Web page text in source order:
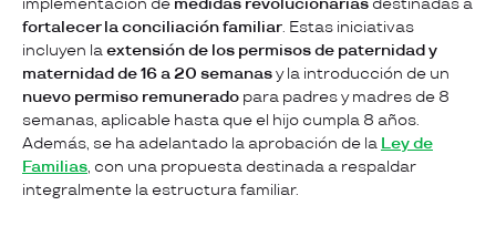
implementación de medidas revolucionarias destinadas a
fortalecer la conciliación familiar. Estas iniciativas
incluyen laextensión de los permisos de paternidad y
maternidad de 16 a 20 semanasy la introducción de un
nuevo permiso remunerado para padres y madres de 8
semanas, aplicable hasta que el hijo cumpla 8 años.
Además, se ha adelantado la aprobación de la Ley de
Familias, con una propuesta destinada a respaldar
integralmente la estructura familiar.